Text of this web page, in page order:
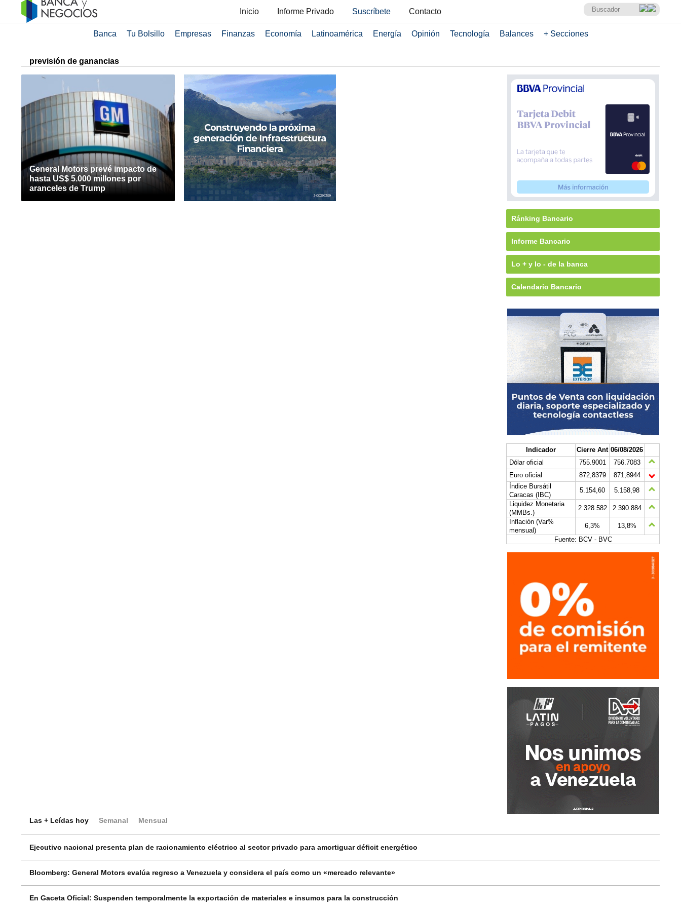
Inicio Informe Privado Suscríbete Contacto
Banca Tu Bolsillo Empresas Finanzas Economía Latinoamérica Energía Opinión Tecnología Balances + Secciones
previsión de ganancias
General Motors prevé impacto de
hasta US$ 5.000 millones por
aranceles de Trump
Ránking Bancario
Informe Bancario
Lo + y lo - de la banca
Calendario Bancario
Indicador Cierre Ant 06/08/2026
Dólar oficial
755.9001
756.7083
Euro oficial
872,8379
871,8944
Índice Bursátil
Caracas (IBC)
5.154,60
5.158,98
Liquidez Monetaria
(MMBs.)
2.328.582
2.390.884
Inflación (Var%
mensual)
6,3%
13,8%
Fuente: BCV - BVC
Las + Leídas hoy Semanal Mensual
Ejecutivo nacional presenta plan de racionamiento eléctrico al sector privado para amortiguar déficit energético
Bloomberg: General Motors evalúa regreso a Venezuela y considera el país como un «mercado relevante»
En Gaceta Oficial: Suspenden temporalmente la exportación de materiales e insumos para la construcción